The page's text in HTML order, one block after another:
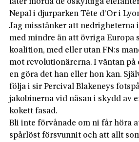
låter mörda de oskyldiga
Nepal i djurparken Tête d’Or i
Jag misstänker att nedrigheterna
med mindre än att övriga Europa
koa­lition, med eller utan FN:s
mot revolutionärerna. I väntan på
en göra det han eller hon kan.
följa i sir Percival Blakeneys
jakobinerna vid näsan i skydd av
kokett fasad.
Bli inte förvånade om ni får höra
spårlöst försvunnit och att allt